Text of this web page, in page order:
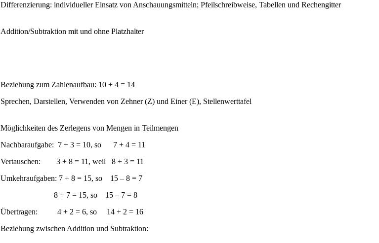
Differenzierung: individueller Einsatz von Anschauungsmitteln; Pfeilschreibweise, Tabellen und Rechengitter
Addition/Subtraktion mit und ohne Platzhalter
Beziehung zum Zahlenaufbau: 10 + 4 = 14
Sprechen, Darstellen, Verwenden von Zehner (Z) und Einer (E), Stellenwerttafel
Möglichkeiten des Zerlegens von Mengen in Teilmengen
Nachbaraufgabe: 7 + 3 = 10, so 7 + 4 = 11
Vertauschen: 3 + 8 = 11, weil 8 + 3 = 11
Umkehraufgaben: 7 + 8 = 15, so 15 – 8 = 7
8 + 7 = 15, so 15 – 7 = 8
Übertragen: 4 + 2 = 6, so 14 + 2 = 16
Beziehung zwischen Addition und Subtraktion: